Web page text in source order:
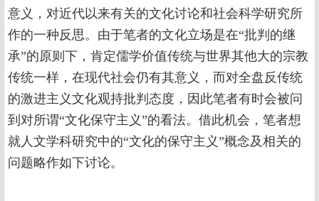
意义，对近代以来有关的文化讨论和社会科学研究所
作的一种反思。由于笔者的文化立场是在“批判的继
承”的原则下，肯定儒学价值传统与世界其他大的宗教
传统一样，在现代社会仍有其意义，而对全盘反传统
的激进主义文化观持批判态度，因此笔者有时会被问
到对所谓“文化保守主义”的看法。借此机会，笔者想
就人文学科研究中的“文化的保守主义”概念及相关的
问题略作如下讨论。